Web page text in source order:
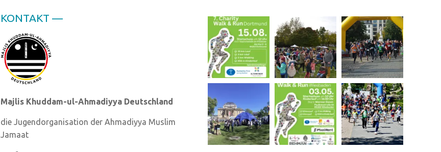
KONTAKT —
Majlis Khuddam-ul-Ahmadiyya Deutschland
die Jugendorganisation der Ahmadiyya Muslim
Jamaat